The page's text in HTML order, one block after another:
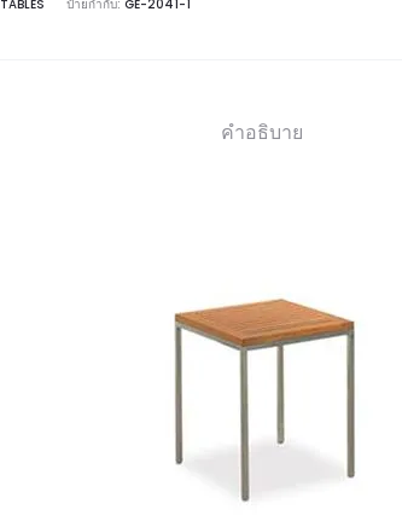
TABLES ป้ายกำกับ: GE-2041-1
คำอธิบาย